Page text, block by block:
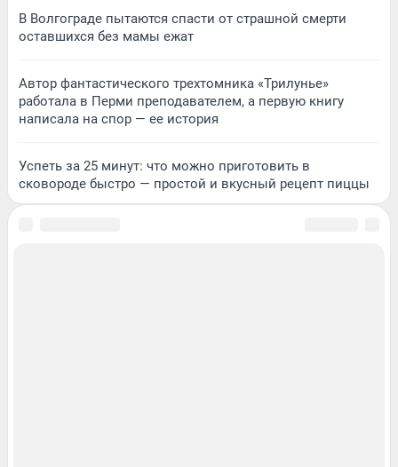
В Волгограде пытаются спасти от страшной смерти
оставшихся без мамы ежат
Автор фантастического трехтомника «Трилунье»
работала в Перми преподавателем, а первую книгу
написала на спор — ее история
Успеть за 25 минут: что можно приготовить в
сковороде быстро — простой и вкусный рецепт пиццы